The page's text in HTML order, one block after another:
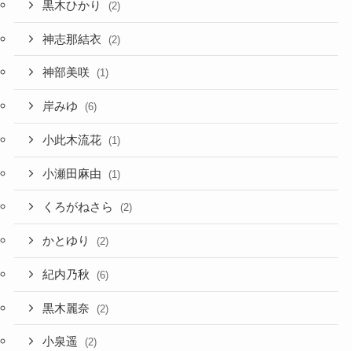
黒木ひかり (2)
神志那結衣 (2)
神部美咲 (1)
岸みゆ (6)
小此木流花 (1)
小瀬田麻由 (1)
くろがねさら (2)
かとゆり (2)
紀内乃秋 (6)
黒木麗奈 (2)
小泉遥 (2)